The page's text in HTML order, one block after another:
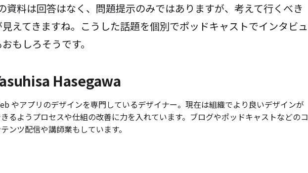
資料は回答はなく、問題提示のみではありますが、考えて行くべき
えてきますね。こうした話題を個別でポッドキャストでインタビュ
もしろそうです。
Hasegawa
やアプリのデザインを専門しているデザイナー。現在は組織でより良いデザインが
るようプロセスや仕組の改善に力を入れています。ブログやポッドキャストなどのコ
ンツ配信や講師業もしています。